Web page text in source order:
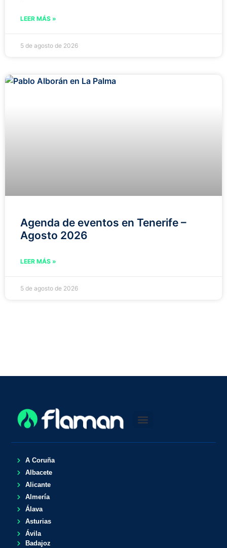
LEER MÁS »
5 de agosto de 2026
Agenda de eventos en Tenerife –
Agosto 2026
LEER MÁS »
5 de agosto de 2026
A Coruña
Albacete
Alicante
Almería
Álava
Asturias
Ávila
Badajoz